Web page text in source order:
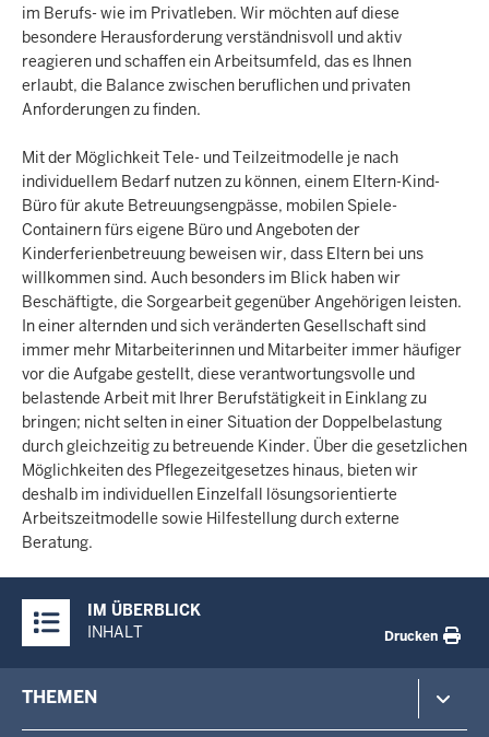
im Berufs- wie im Privatleben. Wir möchten auf diese
besondere Herausforderung verständnisvoll und aktiv
reagieren und schaffen ein Arbeitsumfeld, das es Ihnen
erlaubt, die Balance zwischen beruflichen und privaten
Anforderungen zu finden.
Mit der Möglichkeit Tele- und Teilzeitmodelle je nach
individuellem Bedarf nutzen zu können, einem Eltern-Kind-
Büro für akute Betreuungsengpässe, mobilen Spiele-
Containern fürs eigene Büro und Angeboten der
Kinderferienbetreuung beweisen wir, dass Eltern bei uns
willkommen sind. Auch besonders im Blick haben wir
Beschäftigte, die Sorgearbeit gegenüber Angehörigen leisten.
In einer alternden und sich veränderten Gesellschaft sind
immer mehr Mitarbeiterinnen und Mitarbeiter immer häufiger
vor die Aufgabe gestellt, diese verantwortungsvolle und
belastende Arbeit mit Ihrer Berufstätigkeit in Einklang zu
bringen; nicht selten in einer Situation der Doppelbelastung
durch gleichzeitig zu betreuende Kinder. Über die gesetzlichen
Möglichkeiten des Pflegezeitgesetzes hinaus, bieten wir
deshalb im individuellen Einzelfall lösungsorientierte
Arbeitszeitmodelle sowie Hilfestellung durch externe
Beratung.
Inhalte
IM ÜBERBLICK
INHALT
Drucken
menu
THEMEN